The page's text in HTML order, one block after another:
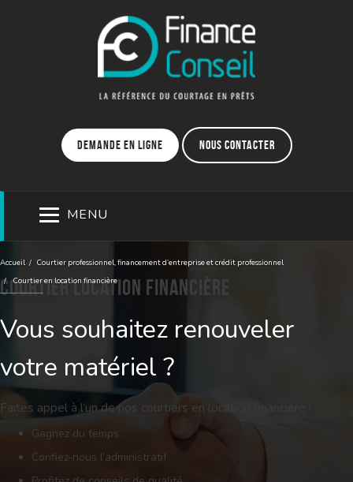
Demande en ligne Nous contacter
MENU
Accueil
Courtier professionnel, financement d’entreprise et crédit professionnel
Courtier en location financière
Courtier location financière
Vous souhaitez renouveler
votre matériel ?
Faites appel à l’un de nos courtiers en location financière !
Gagnez du temps
Confiez-nous l’administratif